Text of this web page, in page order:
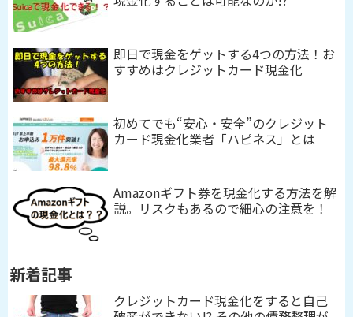
即日で現金をゲットする4つの方法！お
すすめはクレジットカード現金化
初めてでも“安心・安全”のクレジット
カード現金化業者「ハピネス」とは
Amazonギフト券を現金化する方法を解
説。リスクもあるので細心の注意を！
新着記事
クレジットカード現金化をすると自己